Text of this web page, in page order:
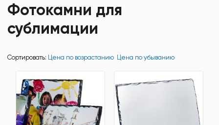
Фотокамни для
сублимации
Сортировать: Цена по возрастанию Цена по убыванию